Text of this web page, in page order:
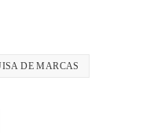
DE MARCAS